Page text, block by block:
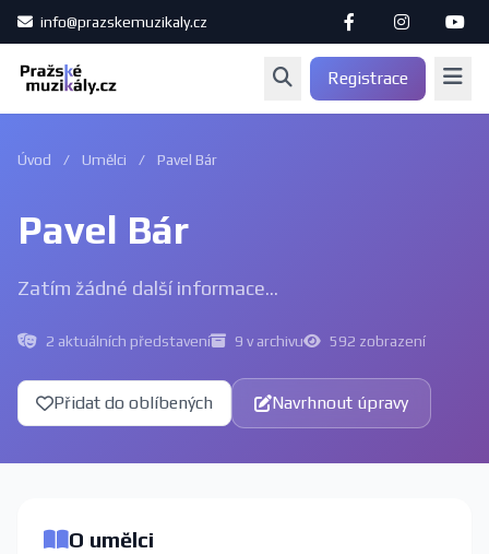
info@prazskemuzikaly.cz
Registrace
Úvod / Umělci / Pavel Bár
Pavel Bár
Zatím žádné další informace...
2 aktuálních představení 9 v archivu 592 zobrazení
Přidat do oblíbených Navrhnout úpravy
O umělci